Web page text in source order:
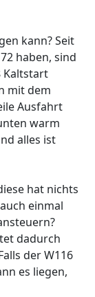
kann? Seit
haben, sind
Kaltstart
mit dem
Ausfahrt
warm
alles ist
hat nichts
einmal
dadurch
der W116
es liegen,